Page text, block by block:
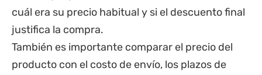
cuál era su precio habitual y si el descuento final
justifica la compra.
También es importante comparar el precio del
producto con el costo de envío, los plazos de